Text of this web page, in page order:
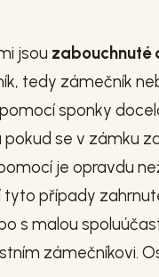
jsou zabouchnuté
tedy zámečník
sponky
se v zámku
je opravdu
případy
s malou
zámečníkovi.